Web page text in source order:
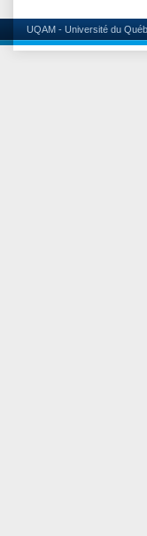
UQAM - Université du